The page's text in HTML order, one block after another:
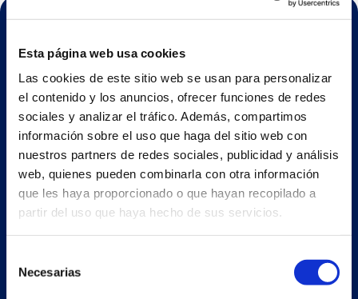
Esta página web usa cookies
Las cookies de este sitio web se usan para personalizar
el contenido y los anuncios, ofrecer funciones de redes
sociales y analizar el tráfico. Además, compartimos
información sobre el uso que haga del sitio web con
nuestros partners de redes sociales, publicidad y análisis
web, quienes pueden combinarla con otra información
que les haya proporcionado o que hayan recopilado a
partir del uso que haya hecho de sus servicios.
Necesarias
ESP
Nave principal y oficinas
Estrada Porto Cabeiro, 35
Vilar de Infesta 36815
Redondela